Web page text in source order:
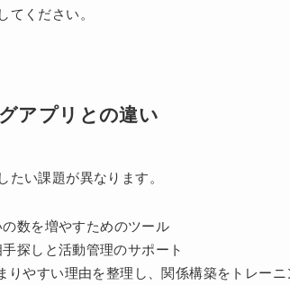
てください。
アプリとの違い
たい課題が異なります。
の数を増やすためのツール
手探しと活動管理のサポート
りやすい理由を整理し、関係構築をトレーニ